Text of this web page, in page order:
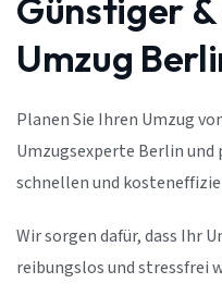
Günstiger
Umzug
Planen Sie Ihren Umzug
Umzugsexperte Berlin und
schnellen und
Wir sorgen dafür, dass Ihr
reibungslos und stressfrei